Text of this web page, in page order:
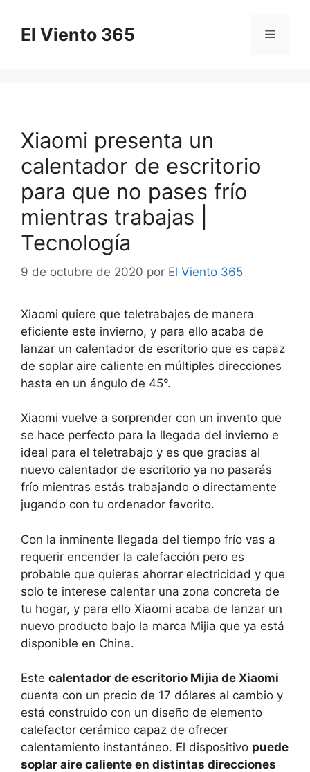
contenido
El Viento 365 Menú
Xiaomi presenta un
calentador de escritorio
para que no pases frío
mientras trabajas |
Tecnología
9 de octubre de 2020 por El Viento 365
Xiaomi quiere que teletrabajes de manera
eficiente este invierno, y para ello acaba de
lanzar un calentador de escritorio que es capaz
de soplar aire caliente en múltiples direcciones
hasta en un ángulo de 45°.
Xiaomi vuelve a sorprender con un invento que
se hace perfecto para la llegada del invierno e
ideal para el teletrabajo y es que gracias al
nuevo calentador de escritorio ya no pasarás
frío mientras estás trabajando o directamente
jugando con tu ordenador favorito.
Con la inminente llegada del tiempo frío vas a
requerir encender la calefacción pero es
probable que quieras ahorrar electricidad y que
solo te interese calentar una zona concreta de
tu hogar, y para ello Xiaomi acaba de lanzar un
nuevo producto bajo la marca Mijia que ya está
disponible en China.
Este calentador de escritorio Mijia de Xiaomi
cuenta con un precio de 17 dólares al cambio y
está construido con un diseño de elemento
calefactor cerámico capaz de ofrecer
calentamiento instantáneo. El dispositivo puede
soplar aire caliente en distintas direcciones